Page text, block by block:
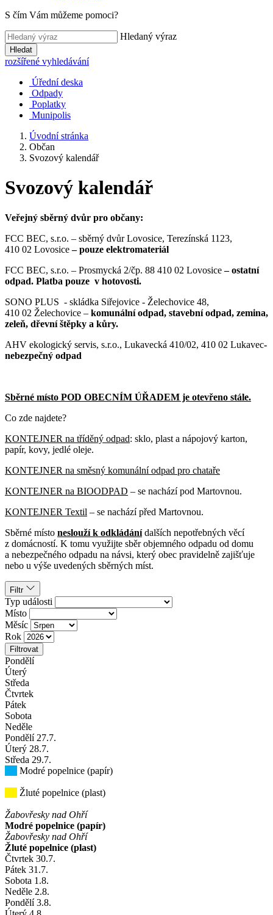
S čím Vám můžeme pomoci?
Hledaný výraz
Hledat
rozšířené vyhledávání
Úřední deska
Odpady
Poplatky
Munipolis
Úvodní stránka
Občan
Svozový kalendář
Svozový kalendář
Veřejný sběrný dvůr pro občany:
FCC BEC, s.r.o. – sběrný dvůr Lovosice, Terezínská 1123,
410 02 Lovosice– pouze elektromateriál
FCC BEC, s.r.o. – Prosmycká 2/čp. 88 410 02 Lovosice– ostatní
odpad. Platba pouze v hotovosti.
SONO PLUS - skládka Siřejovice - Želechovice 48,
410 02 Želechovice – komunální odpad, stavební odpad, zemina,
zeleň, dřevní štěpky a kůry.
AHV ekologický servis, s.r.o., Lukavecká 410/02, 410 02 Lukavec-
nebezpečný odpad
Sběrné místo POD OBECNÍM ÚŘADEM je otevřeno stále.
Co zde najdete?
KONTEJNER na tříděný odpad: sklo, plast a nápojový karton,
papír, kovy, jedlé oleje.
KONTEJNER na směsný komunální odpad pro chataře
KONTEJNER na BIOODPAD – se nachází pod Martovnou.
KONTEJNER Textil – se nachází před Martovnou.
Sběrné místo neslouží k odkládánídalších nepotřebných věcí
z domácností. K tomu využijte sběr objemného odpadu od domu
a nebezpečného odpadu na návsi, který obec pravidelně zajišťuje
nebo u výše uvedených sběrných míst.
Filtr
Typ události
Místo
Měsíc
Rok
Filtrovat
Pondělí
Úterý
Středa
Čtvrtek
Pátek
Sobota
Neděle
Pondělí 27.7.
Úterý 28.7.
Středa 29.7.
Modré popelnice (papír)
Žluté popelnice (plast)
Žabovřesky nad Ohří
Modré popelnice (papír)
Žabovřesky nad Ohří
Žluté popelnice (plast)
Čtvrtek 30.7.
Pátek 31 .7.
Sobota 1 .8.
Neděle 2.8.
Pondělí3.8.